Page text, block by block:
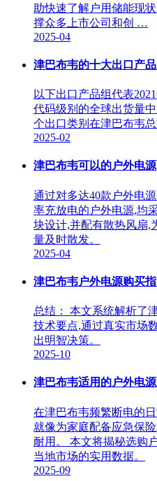
助快速了解户用储能现
撑众多上市公司和创 …
2025-04
津巴布韦的十大出口产品
以下出口产品组代表
代码级别的全球出货量
个出口类别在津巴布韦
2025-02
津巴布韦可以的户外电源
通过对多达40款户外电
率充放电的户外电源,均
块设计,并配有散热风扇,
量及时散发。
2025-04
津巴布韦户外电源购买
总结： 本文系统解析了
技术要点,通过真实市场
出明智决策。
2025-10
津巴布韦适用的户外电
在津巴布韦频繁断电的
就像为家庭配备应急保
耐用。 本文将揭秘选购
当地市场的实用数据。
2025-09